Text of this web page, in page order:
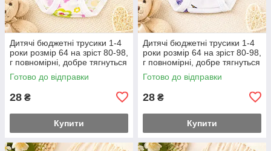
Дитячі бюджетні трусики 1-4
роки розмір 64 на зріст 80-98,
г повномірні, добре тягнуться
Готово до відправки
28 ₴
Купити
Дитячі бюджетні трусики 1-4
роки розмір 64 на зріст 80-98,
г повномірні, добре тягнуться
Готово до відправки
28 ₴
Купити